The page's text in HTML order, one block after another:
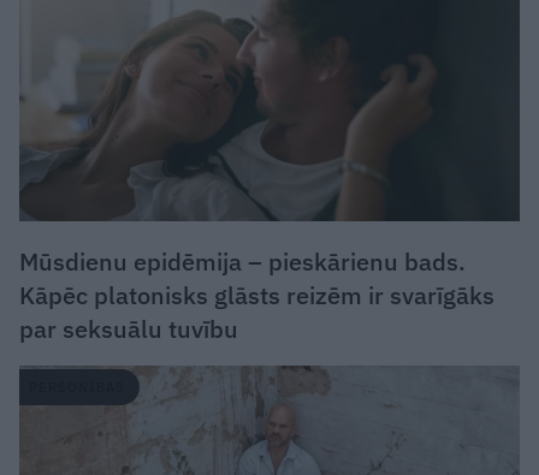
Mūsdienu epidēmija – pieskārienu bads.
Kāpēc platonisks glāsts reizēm ir svarīgāks
par seksuālu tuvību